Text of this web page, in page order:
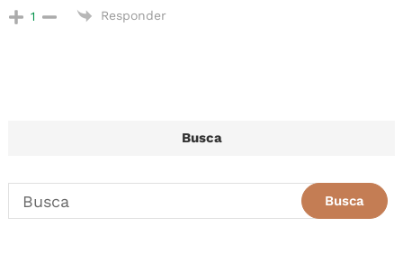
1 Responder
Busca